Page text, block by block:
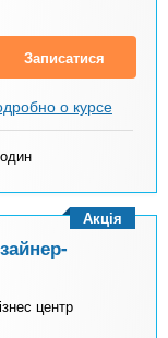
Записатися
о курсе
центр
Акція